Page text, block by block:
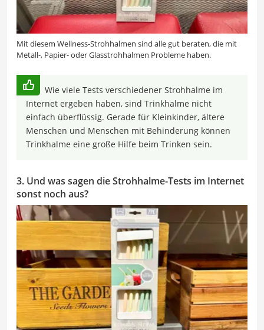
Mit diesem Wellness-Strohhalmen sind alle gut beraten, die mit
Metall-, Papier- oder Glasstrohhalmen Probleme haben.
Wie viele Tests verschiedener Strohhalme im
Internet ergeben haben, sind Trinkhalme nicht
einfach überflüssig. Gerade für Kleinkinder, ältere
Menschen und Menschen mit Behinderung können
Trinkhalme eine große Hilfe beim Trinken sein.
3. Und was sagen die Strohhalme-Tests im Internet
sonst noch aus?